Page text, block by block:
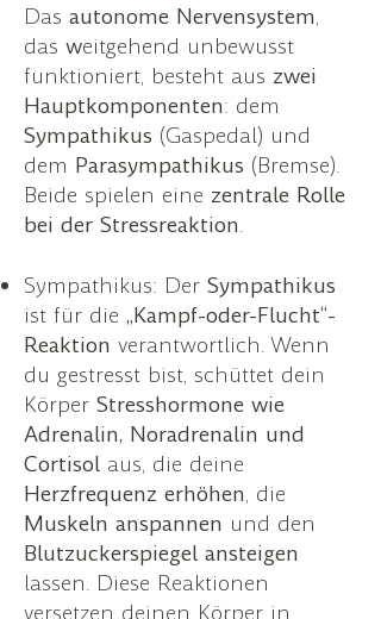
Das autonome Nervensystem,
das weitgehend unbewusst
funktioniert, besteht aus zwei
Hauptkomponenten: dem
Sympathikus (Gaspedal) und
dem Parasympathikus (Bremse).
Beide spielen eine zentrale Rolle
bei der Stressreaktion.
Sympathikus: Der Sympathikus
ist für die „Kampf-oder-Flucht“-
Reaktion verantwortlich. Wenn
du gestresst bist, schüttet dein
Körper Stresshormone wie
Adrenalin, Noradrenalin und
Cortisol aus, die deine
Herzfrequenz erhöhen, die
Muskeln anspannen und den
Blutzuckerspiegel ansteigen
lassen. Diese Reaktionen
versetzen deinen Körper in